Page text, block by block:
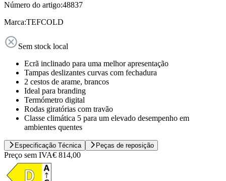
Número do artigo:48837
Marca:TEFCOLD
Sem stock local
Ecrã inclinado para uma melhor apresentação
Tampas deslizantes curvas com fechadura
2 cestos de arame, brancos
Ideal para branding
Termómetro digital
Rodas giratórias com travão
Classe climática 5 para um elevado desempenho em
ambientes quentes
Especificação Técnica Peças de reposição
Preço sem IVA€ 814,00